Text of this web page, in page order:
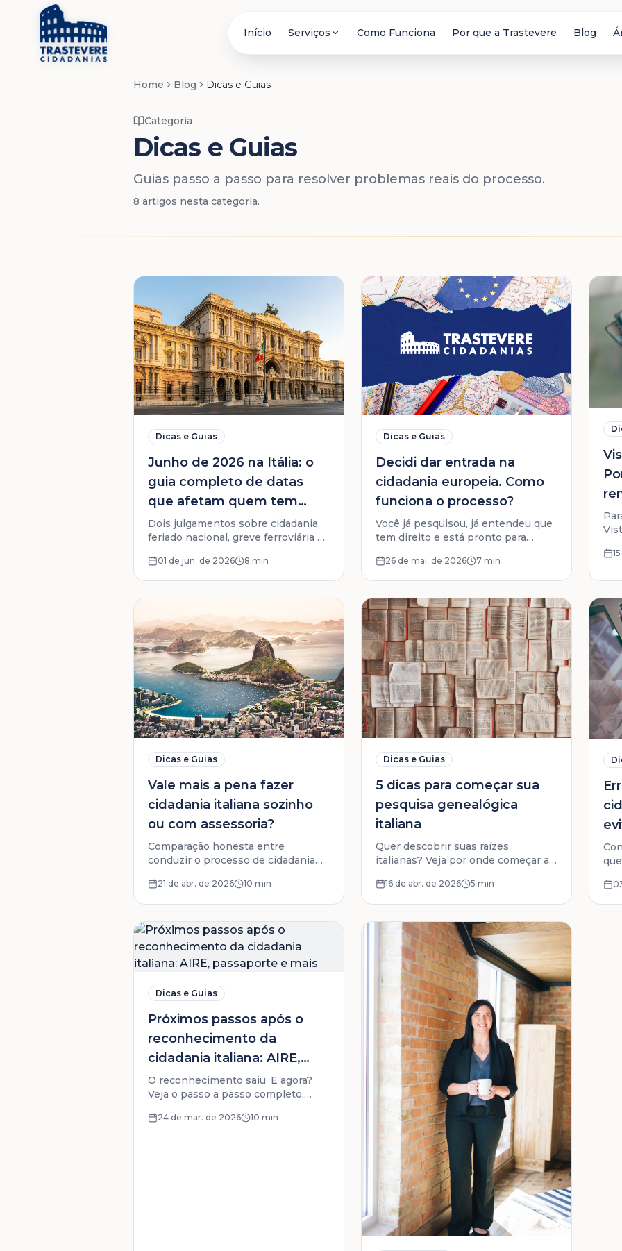
Início Serviços Como Funciona Por que a Trastevere Blog
Home Blog Dicas e Guias
Categoria
Dicas e Guias
Guias passo a passo para resolver problemas reais do processo.
8 artigos nesta categoria.
Dicas e Guias
Junho de 2026 na Itália: o
guia completo de datas
que afetam quem tem
origem italiana
Dois julgamentos sobre cidadania,
feriado nacional, greve ferroviária e
concentra datas que afetam quem
tem processo de cidadania italiana.
01 de jun. de 2026 8 min
Dicas e Guias
Decidi dar entrada na
cidadania europeia. Como
funciona o processo?
Você já pesquisou, já entendeu que
tem direito e está pronto para
acontece do primeiro contato até a
entrega da pasta completa.
26 de mai. de 2026 7 min
Dicas e Guias
Vale mais a pena fazer
cidadania italiana sozinho
ou com assessoria?
Comparação honesta entre
conduzir o processo de cidadania
apoio profissional. Prós, contras e o
que considerar.
21 de abr. de 2026 10 min
Dicas e Guias
5 dicas para começar sua
pesquisa genealógica
italiana
Quer descobrir suas raízes
italianas? Veja por onde começar a
encontrar documentos do seu
antenato.
16 de abr. de 2026 5 min
Dicas e Guias
Próximos passos após o
reconhecimento da
cidadania italiana: AIRE,
passaporte e mais
O reconhecimento saiu. E agora?
Veja o passo a passo completo:
di Identità, direitos e obrigações
24 de mar. de 2026 10 min